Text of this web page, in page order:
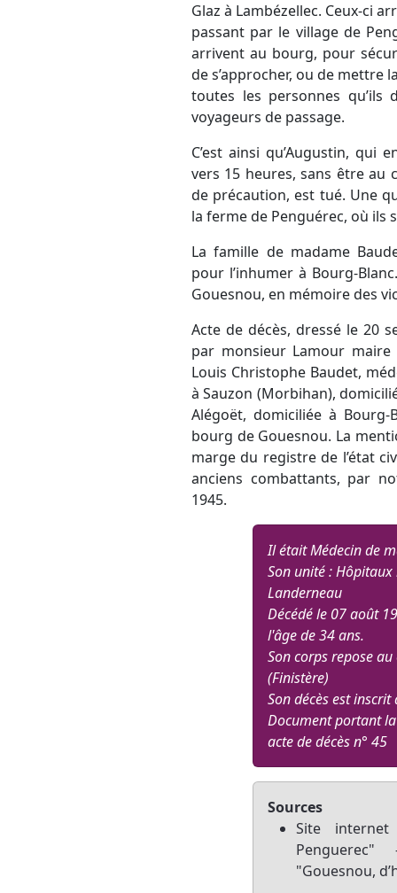
Glaz à Lambézellec. Ceux-ci
passant par le village de
arrivent au bourg, pour
de s’approcher, ou de mettre
toutes les personnes qu’ils
voyageurs de passage.
C’est ainsi qu’Augustin, qui
vers 15 heures, sans être au
de précaution, est tué. Une
la ferme de Penguérec, où ils
La famille de madame
pour l’inhumer à Bourg-
Gouesnou, en mémoire des
Acte de décès, dressé le 20
par monsieur Lamour maire
Louis Christophe Baudet,
à Sauzon (Morbihan),
Alégoët, domiciliée à
bourg de Gouesnou. La
marge du registre de l’état
anciens combattants, par
1945.
Il était Médecin de
Son unité :
Landerneau
Décédé le 07 août
l'âge de 34 ans.
Son corps repose
(Finistère)
Son décès est
Document portant
acte de décès n° 45
Sources
Site
"Gouesnou,